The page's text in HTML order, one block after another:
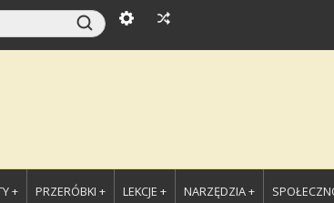
+ PRZERÓBKI + LEKCJE + NARZĘDZIA +